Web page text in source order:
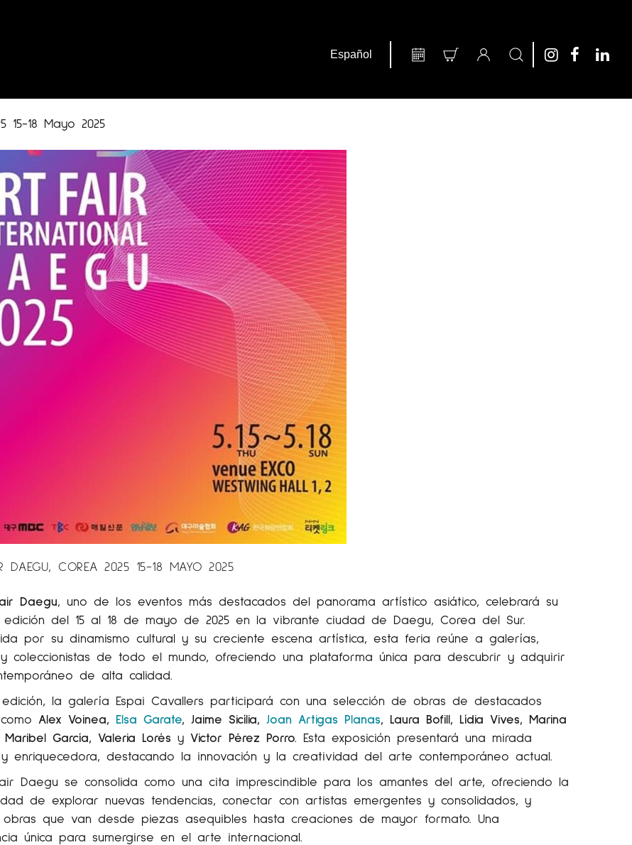
15-18 Mayo 2025
DAEGU, COREA 2025 15-18 MAYO 2025
Daegu, uno de los eventos más destacados del panorama artístico asiático, celebrará su
edición del 15 al 18 de mayo de 2025 en la vibrante ciudad de Daegu, Corea del Sur.
por su dinamismo cultural y su creciente escena artística, esta feria reúne a galerías,
coleccionistas de todo el mundo, ofreciendo una plataforma única para descubrir y adquirir
de alta calidad.
la galería Espai Cavallers participará con una selección de obras de destacados
Alex Voinea, Elsa Garate, Jaime Sicília, Joan Artigas Planas, Laura Bofill, Lídia Vives, Marina
García, Valeria Lorés y Victor Pérez Porro. Esta exposición presentará una mirada
enriquecedora, destacando la innovación y la creatividad del arte contemporáneo actual.
Daegu se consolida como una cita imprescindible para los amantes del arte, ofreciendo la
de explorar nuevas tendencias, conectar con artistas emergentes y consolidados, y
que van desde piezas asequibles hasta creaciones de mayor formato. Una
única para sumergirse en el arte internacional.